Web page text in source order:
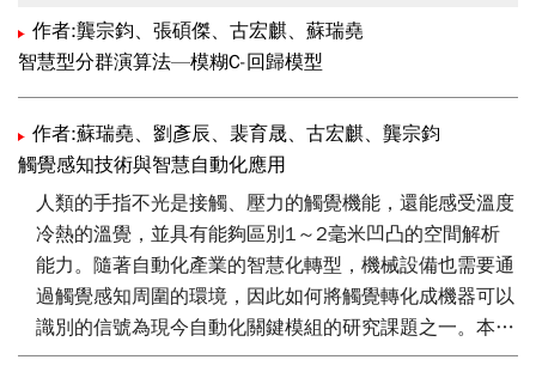
作者:龔宗鈞、張碩傑、古宏麒、蘇瑞堯
智慧型分群演算法—模糊C-回歸模型
作者:蘇瑞堯、劉彥辰、裴育晟、古宏麒、龔宗鈞
觸覺感知技術與智慧自動化應用
人類的手指不光是接觸、壓力的觸覺機能，還能感受溫度
冷熱的溫覺，並具有能夠區別1～2毫米凹凸的空間解析
能力。隨著自動化產業的智慧化轉型，機械設備也需要通
過觸覺感知周圍的環境，因此如何將觸覺轉化成機器可以
識別的信號為現今自動化關鍵模組的研究課題之一。本文
概述了觸覺感知技術的發展現況，包括生理學的研究、觸